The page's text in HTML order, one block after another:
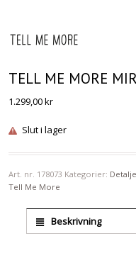
TELL ME MORE
1.299,00kr
Slut i lager
Art. nr. 178073 Kategorier:
Tell Me More
Beskrivning